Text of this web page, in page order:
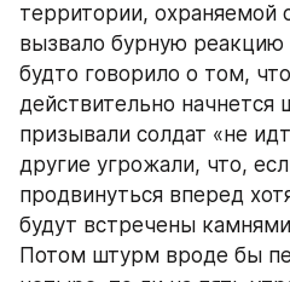
территории, охраняемой
вызвало бурную реакцию
будто говорило о том,
действительно начнется
призывали солдат «не
другие угрожали, что,
продвинуться вперед
будут встречены
Потом штурм вроде бы